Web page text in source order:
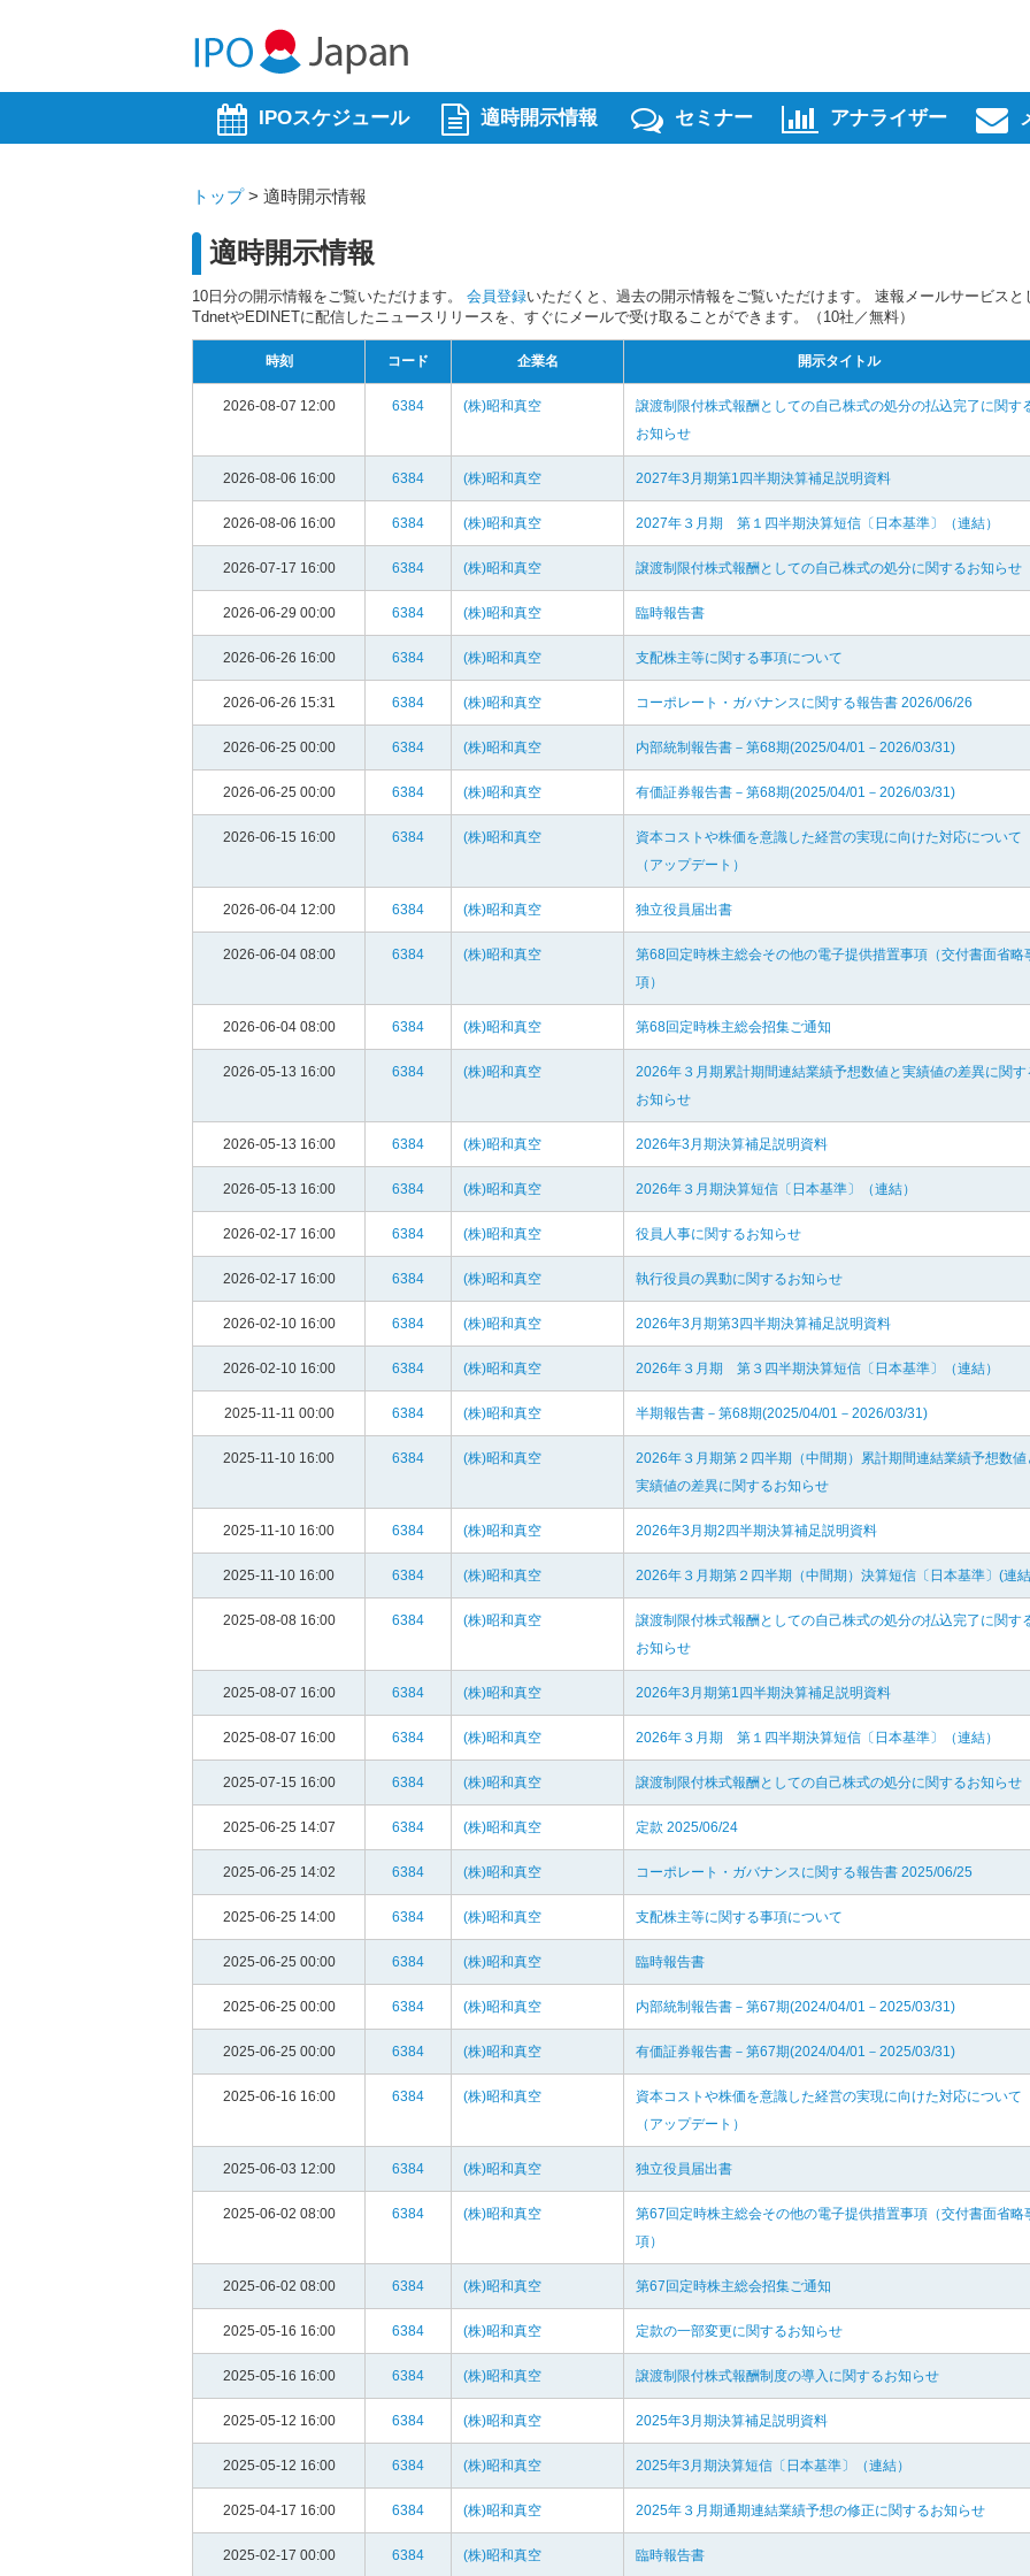
IPOスケジュール 適時開示情報 セミナー アナライザー
トップ> 適時開示情報
適時開示情報
10日分の開示情報をご覧いただけます。 会員登録いただくと、過去の開示情報をご覧いただけます。 速報メールサービスと
TdnetやEDINETに配信したニュースリリースを、すぐにメールで受け取ることができます。（10社／無料）
時刻 コード 企業名 開示タイトル
2026-08-07 12:00 6384 (株)昭和真空
譲渡制限付株式報酬としての自己株式の処分の払込完了に関す
お知らせ
2026-08-06 16:00 6384 (株)昭和真空 2027年3月期第1四半期決算補足説明資料
2026-08-06 16:00 6384 (株)昭和真空 2027年３月期 第１四半期決算短信〔日本基準〕（連結）
2026-07-17 16:00 6384 (株)昭和真空 譲渡制限付株式報酬としての自己株式の処分に関するお知らせ
2026-06-29 00:00 6384 (株)昭和真空 臨時報告書
2026-06-26 16:00 6384 (株)昭和真空 支配株主等に関する事項について
2026-06-26 15:31 6384 (株)昭和真空 コーポレート・ガバナンスに関する報告書 2026/06/26
2026-06-25 00:00 6384 (株)昭和真空 内部統制報告書－第68期(2025/04/01－2026/03/31)
2026-06-25 00:00 6384 (株)昭和真空 有価証券報告書－第68期(2025/04/01－2026/03/31)
2026-06-15 16:00 6384 (株)昭和真空
資本コストや株価を意識した経営の実現に向けた対応について
（アップデート）
2026-06-04 12:00 6384 (株)昭和真空 独立役員届出書
2026-06-04 08:00 6384 (株)昭和真空
第68回定時株主総会その他の電子提供措置事項（交付書面省略
項）
2026-06-04 08:00 6384 (株)昭和真空 第68回定時株主総会招集ご通知
2026-05-13 16:00 6384 (株)昭和真空
2026年３月期累計期間連結業績予想数値と実績値の差異に関す
お知らせ
2026-05-13 16:00 6384 (株)昭和真空 2026年3月期決算補足説明資料
2026-05-13 16:00 6384 (株)昭和真空 2026年３月期決算短信〔日本基準〕（連結）
2026-02-17 16:00 6384 (株)昭和真空 役員人事に関するお知らせ
2026-02-17 16:00 6384 (株)昭和真空 執行役員の異動に関するお知らせ
2026-02-10 16:00 6384 (株)昭和真空 2026年3月期第3四半期決算補足説明資料
2026-02-10 16:00 6384 (株)昭和真空 2026年３月期 第３四半期決算短信〔日本基準〕（連結）
2025-11-11 00:00 6384 (株)昭和真空 半期報告書－第68期(2025/04/01－2026/03/31)
2025-11-10 16:00 6384 (株)昭和真空
2026年３月期第２四半期（中間期）累計期間連結業績予想数値
実績値の差異に関するお知らせ
2025-11-10 16:00 6384 (株)昭和真空 2026年3月期2四半期決算補足説明資料
2025-11-10 16:00 6384 (株)昭和真空 2026年３月期第２四半期（中間期）決算短信〔日本基準〕(連
2025-08-08 16:00 6384 (株)昭和真空
譲渡制限付株式報酬としての自己株式の処分の払込完了に関す
お知らせ
2025-08-07 16:00 6384 (株)昭和真空 2026年3月期第1四半期決算補足説明資料
2025-08-07 16:00 6384 (株)昭和真空 2026年３月期 第１四半期決算短信〔日本基準〕（連結）
2025-07-15 16:00 6384 (株)昭和真空 譲渡制限付株式報酬としての自己株式の処分に関するお知らせ
2025-06-25 14:07 6384 (株)昭和真空 定款 2025/06/24
2025-06-25 14:02 6384 (株)昭和真空 コーポレート・ガバナンスに関する報告書 2025/06/25
2025-06-25 14:00 6384 (株)昭和真空 支配株主等に関する事項について
2025-06-25 00:00 6384 (株)昭和真空 臨時報告書
2025-06-25 00:00 6384 (株)昭和真空 内部統制報告書－第67期(2024/04/01－2025/03/31)
2025-06-25 00:00 6384 (株)昭和真空 有価証券報告書－第67期(2024/04/01－2025/03/31)
2025-06-16 16:00 6384 (株)昭和真空
資本コストや株価を意識した経営の実現に向けた対応について
（アップデート）
2025-06-03 12:00 6384 (株)昭和真空 独立役員届出書
2025-06-02 08:00 6384 (株)昭和真空
第67回定時株主総会その他の電子提供措置事項（交付書面省略
項）
2025-06-02 08:00 6384 (株)昭和真空 第67回定時株主総会招集ご通知
2025-05-16 16:00 6384 (株)昭和真空 定款の一部変更に関するお知らせ
2025-05-16 16:00 6384 (株)昭和真空 譲渡制限付株式報酬制度の導入に関するお知らせ
2025-05-12 16:00 6384 (株)昭和真空 2025年3月期決算補足説明資料
2025-05-12 16:00 6384 (株)昭和真空 2025年3月期決算短信〔日本基準〕（連結）
2025-04-17 16:00 6384 (株)昭和真空 2025年３月期通期連結業績予想の修正に関するお知らせ
2025-02-17 00:00 6384 (株)昭和真空 臨時報告書